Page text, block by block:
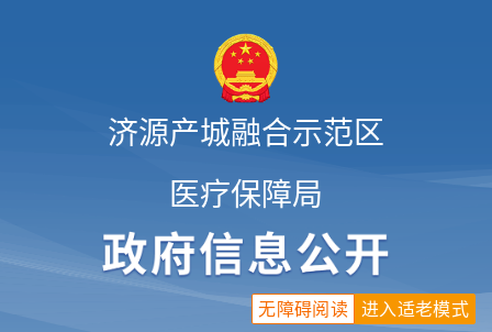
济源产城融合示范区
医疗保障局
进入适老模式
无障碍阅读